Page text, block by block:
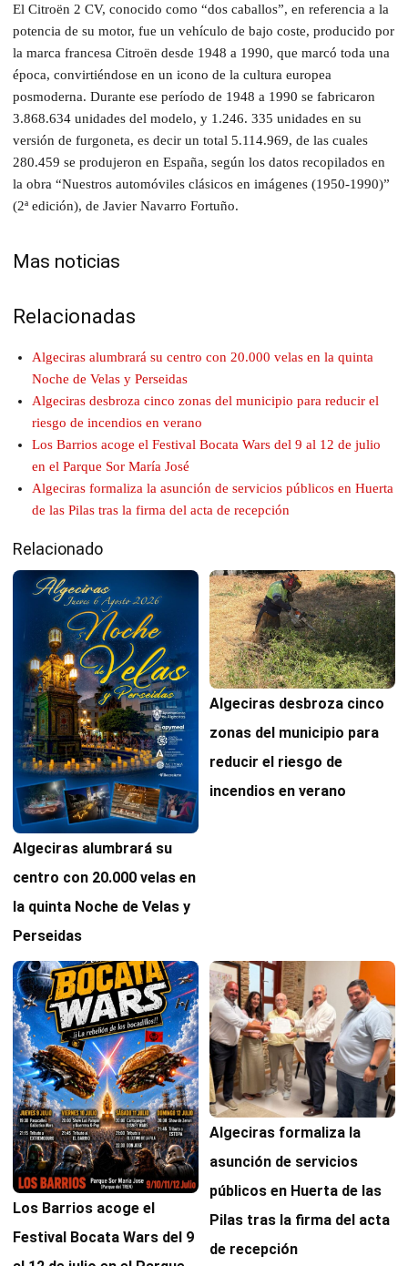
El Citroën 2 CV, conocido como “dos caballos”, en referencia a la
potencia de su motor, fue un vehículo de bajo coste, producido por
la marca francesa Citroën desde 1948 a 1990, que marcó toda una
época, convirtiéndose en un icono de la cultura europea
posmoderna. Durante ese período de 1948 a 1990 se fabricaron
3.868.634 unidades del modelo, y 1.246. 335 unidades en su
versión de furgoneta, es decir un total 5.114.969, de las cuales
280.459 se produjeron en España, según los datos recopilados en
la obra “Nuestros automóviles clásicos en imágenes (1950-1990)”
(2ª edición), de Javier Navarro Fortuño.
Mas noticias
Relacionadas
Algeciras alumbrará su centro con 20.000 velas en la quinta
Noche de Velas y Perseidas
Algeciras desbroza cinco zonas del municipio para reducir el
riesgo de incendios en verano
Los Barrios acoge el Festival Bocata Wars del 9 al 12 de julio
en el Parque Sor María José
Algeciras formaliza la asunción de servicios públicos en Huerta
de las Pilas tras la firma del acta de recepción
Relacionado
Algeciras alumbrará su
centro con 20.000 velas en
la quinta Noche de Velas y
Perseidas
Algeciras desbroza cinco
zonas del municipio para
reducir el riesgo de
incendios en verano
Los Barrios acoge el
Festival Bocata Wars del 9
Algeciras formaliza la
asunción de servicios
públicos en Huerta de las
Pilas tras la firma del acta
de recepción